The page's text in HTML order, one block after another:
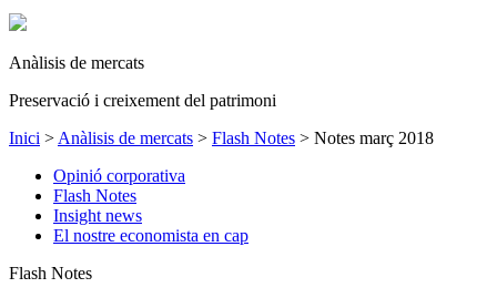
Anàlisis de mercats
Preservació i creixement del patrimoni
Inici > Anàlisis de mercats > Flash Notes > Notes març 2018
Opinió corporativa
Flash Notes
Insight news
El nostre economista en cap
Flash Notes